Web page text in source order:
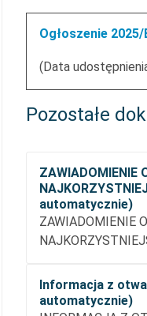
Ogłoszenie
(Data
Pozostałe
ZAWIADOMIENIE
automatycznie)
ZAWIADOMIENIE
Informacja z
automatycznie)